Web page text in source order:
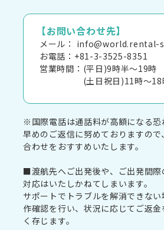
【お問い合わせ先】
メール： info@world.rental-
お電話：+81-3-3525-8351
営業時間：(平日)9時半～19時
(土日祝日)11時～18
※国際電話は通話料が高額になる恐
早めのご返信に努めておりますの
合わせをおすすめいたします。
■渡航先へご出発後や、ご出発間
対応はいたしかねてしまいます。
サポートでトラブルを解消できな
作確認を行い、状況に応じてご返
く存じます。